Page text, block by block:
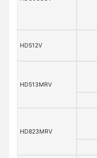
HD512V
HD513MRV
HD823MRV